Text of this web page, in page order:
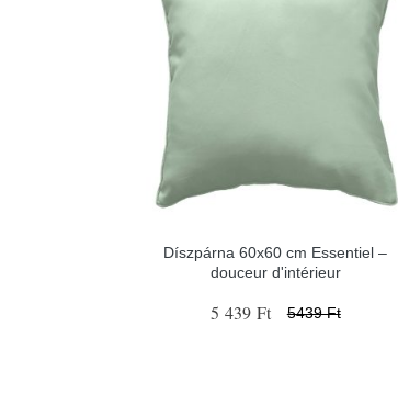
Díszpárna 60x60 cm Essentiel –
douceur d'intérieur
5 439 Ft 5439 Ft